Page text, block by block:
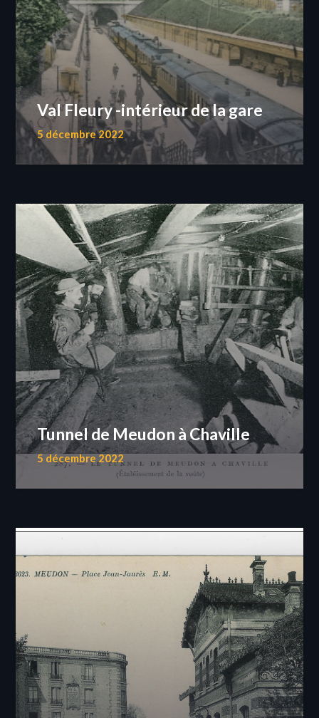
Val Fleury -intérieur de la gare
5 décembre 2022
Tunnel de Meudon à Chaville
5 décembre 2022